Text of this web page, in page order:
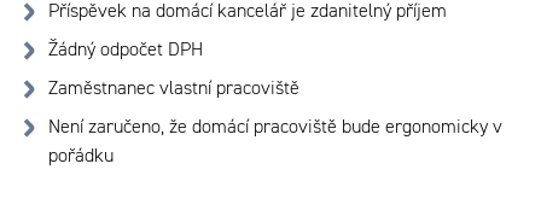
Příspěvek na domácí kancelář je zdanitelný příjem
Žádný odpočet DPH
Zaměstnanec vlastní pracoviště
Není zaručeno, že domácí pracoviště bude ergonomicky v
pořádku